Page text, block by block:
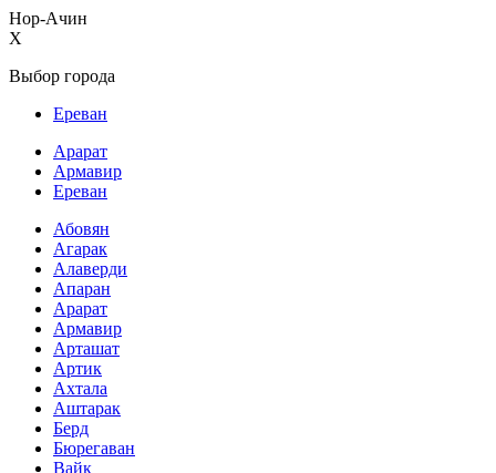
Нор-Ачин
X
Выбор города
Ереван
Арарат
Армавир
Ереван
Абовян
Агарак
Алаверди
Апаран
Арарат
Армавир
Арташат
Артик
Ахтала
Аштарак
Берд
Бюрегаван
Вайк